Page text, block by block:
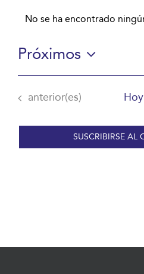
Aviso
No se ha encontrado
Próximos
Selecciona
fecha.
Eventos
anterior(es) Hoy
SUSCRIBIRSE AL